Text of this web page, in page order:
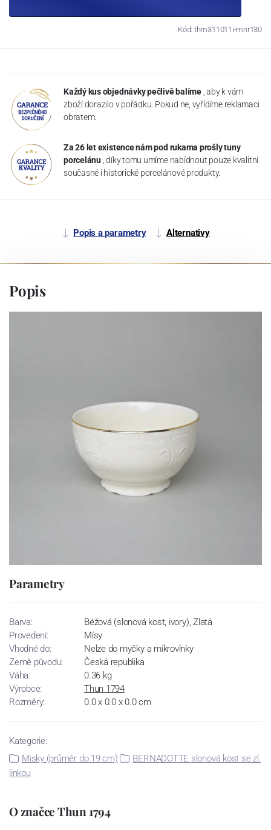
Kód: thm311011i-mnr130
Každý kus objednávky pečlivě balíme , aby k vám
zboží dorazilo v pořádku. Pokud ne, vyřídíme reklamaci
obratem.
Za 26 let existence nám pod rukama prošly tuny
porcelánu , díky tomu umíme nabídnout pouze kvalitní
současné i historické porcelánové produkty.
Popis a parametry Alternativy
Popis
Parametry
Barva:
Béžová (slonová kost, ivory), Zlatá
Provedení:
Mísy
Vhodné do:
Nelze do myčky a mikrovlnky
Země původu:
Česká republika
Váha:
0.36 kg
Výrobce:
Thun 1794
Rozměry:
0.0 x 0.0 x 0.0 cm
Kategorie:
Misky (průměr do 19 cm)
BERNADOTTE slonová kost se zl.
linkou
O značce Thun 1794